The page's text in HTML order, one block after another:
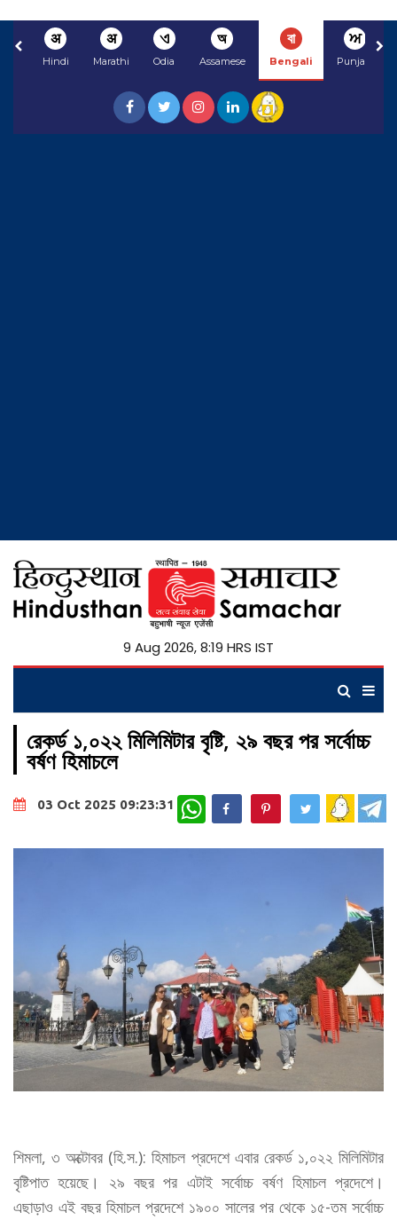
अ
Hindi
अ
Marathi
ଏ
Odia
অ
Assamese
বা
Bengali
ਅ
Punjabi
9 Aug 2026, 8:19 HRS IST
রেকর্ড ১,০২২ মিলিমিটার বৃষ্টি, ২৯ বছর পর সর্বোচ্চ
বর্ষণ হিমাচলে
03 Oct 2025 09:23:31 WhatsApp
শিমলা, ৩ অক্টোবর (হি.স.): হিমাচল প্রদেশে এবার রেকর্ড ১,০২২ মিলিমিটার
বৃষ্টিপাত হয়েছে। ২৯ বছর পর এটাই সর্বোচ্চ বর্ষণ হিমাচল প্রদেশে।
এছাড়াও এই বছর হিমাচল প্রদেশে ১৯০০ সালের পর থেকে ১৫-তম সর্বোচ্চ